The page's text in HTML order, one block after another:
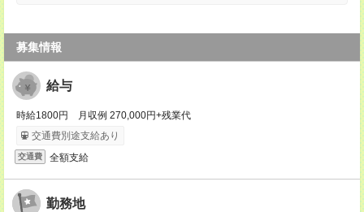
募集情報
給与
時給1800円 月収例 270,000円+残業代
交通費別途支給あり
交通費 全額支給
勤務地